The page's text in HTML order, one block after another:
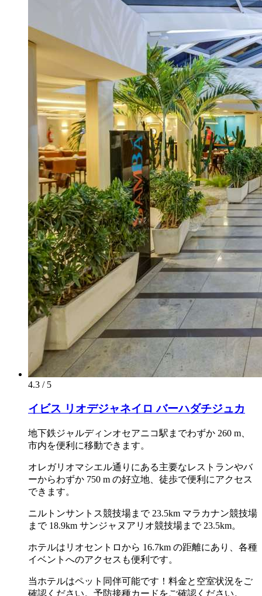
4.3 / 5
イビス リオデジャネイロ バーハダチジュカ
地下鉄ジャルディンオセアニコ駅までわずか 260 m、
市内を便利に移動できます。
オレガリオマシエル通りにある主要なレストランやバ
ーからわずか 750 m の好立地、徒歩で便利にアクセス
できます。
ニルトンサントス競技場まで 23.5km マラカナン競技場
まで 18.9km サンジャヌアリオ競技場まで 23.5km。
ホテルはリオセントロから 16.7km の距離にあり、各種
イベントへのアクセスも便利です。
当ホテルはペット同伴可能です！料金と空室状況をご
確認ください。予防接種カードをご確認ください。